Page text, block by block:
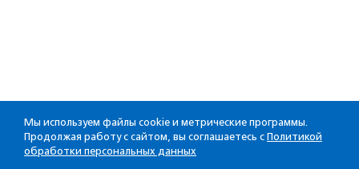
Мы используем файлы cookie и метрические программы.
Продолжая работу с сайтом, вы соглашаетесь с Политикой
обработки персональных данных